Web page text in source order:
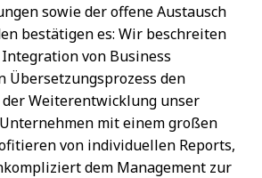
sowie der offene Austausch
bestätigen es: Wir beschreiten
von Business
Übersetzungsprozess den
Weiterentwicklung unser
mit einem großen
von individuellen Reports,
dem Management zur